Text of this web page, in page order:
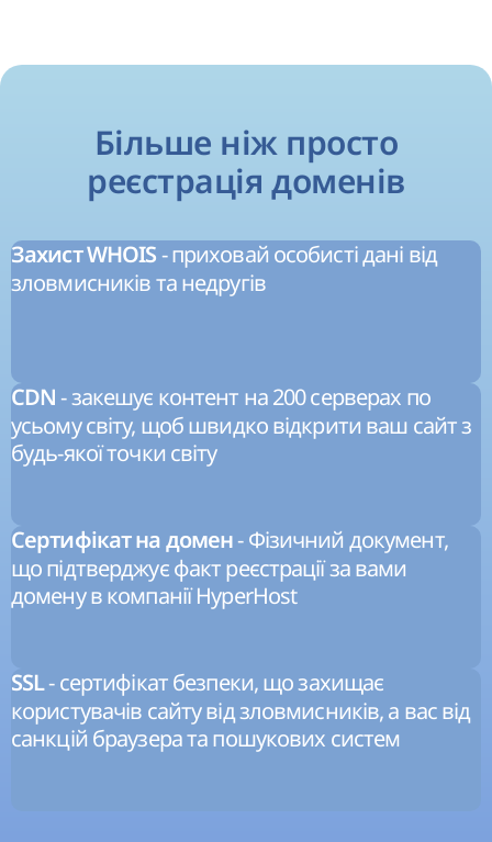
Більше ніж просто
реєстрація доменів
Захист WHOIS - приховай особисті дані від
зловмисників та недругів
CDN - закешує контент на 200 серверах по
усьому світу, щоб швидко відкрити ваш сайт з
будь-якої точки світу
Сертифікат на домен- Фізичний документ,
що підтверджує факт реєстрації за вами
домену в компанії HyperHost
SSL- сертифікат безпеки, що захищає
користувачів сайту від зловмисників, а вас від
санкцій браузера та пошукових систем